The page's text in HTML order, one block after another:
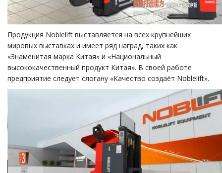
Продукция Noblelift выставляется на всех крупнейших
мировых выставках и имеет ряд наград, таких как
«Знаменитая марка Китая» и «Национальный
высококачественный продукт Китая». В своей работе
предприятие следует слогану «Качество создаёт Noblelift».